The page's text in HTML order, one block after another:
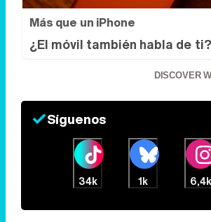
Más que un iPhone
¿El móvil también habla de ti?
DISCOVER
Síguenos
34k 1k 6,4k